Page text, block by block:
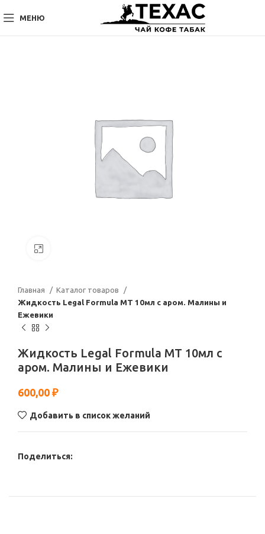
МЕНЮ
Главная
Каталог товаров
Жидкость Legal Formula МТ 10мл с аром. Малины и
Ежевики
Жидкость Legal Formula МТ 10мл с
аром. Малины и Ежевики
600,00 ₽
Добавить в список желаний
Поделиться: